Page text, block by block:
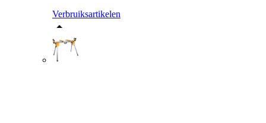
Verbruiksartikelen